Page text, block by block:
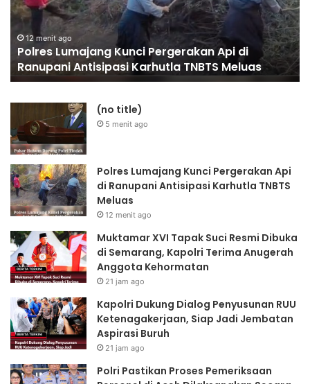
menit ago
Lumajang Kunci Pergerakan Api di
Antisipasi Karhutla TNBTS Meluas
Dibuka
di
Kapolri
Terima
21
(no title)
5 menit ago
Polres Lumajang Kunci Pergerakan Api
di Ranupani Antisipasi Karhutla TNBTS
Meluas
12 menit ago
Muktamar XVI Tapak Suci Resmi Dibuka
di Semarang, Kapolri Terima Anugerah
Anggota Kehormatan
21 jam ago
Kapolri Dukung Dialog Penyusunan RUU
Ketenagakerjaan, Siap Jadi Jembatan
Aspirasi Buruh
21 jam ago
Polri Pastikan Proses Pemeriksaan